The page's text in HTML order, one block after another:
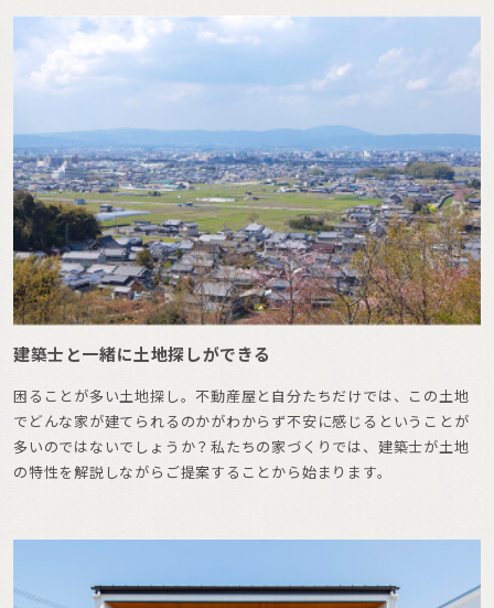
建築士と一緒に土地探しができる
困ることが多い土地探し。不動産屋と自分たちだけでは、この土地
でどんな家が建てられるのかがわからず不安に感じるということが
多いのではないでしょうか？私たちの家づくりでは、建築士が土地
の特性を解説しながらご提案することから始まります。